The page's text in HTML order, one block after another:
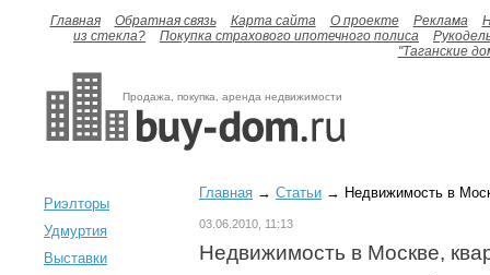
Главная Обратная связь Карта сайта О проекте Реклама
из стекла?
Покупка страхового ипотечного полиса
"Таганские
Продажа, покупка, аренда недвижимости
Риэлторы
Удмуртия
Выставки
Главная → Статьи → Недвижимость в
03.06.2010, 11:13
Недвижимость в Москве,